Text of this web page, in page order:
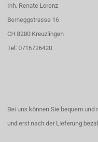
Inh. Renate Lorenz
Berneggstrasse 16
CH 8280 Kreuzlingen
Tel: 0716726420
Bei uns können Sie bequem
und erst nach der Lieferung